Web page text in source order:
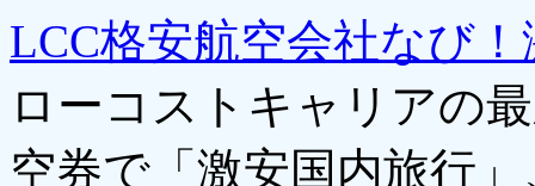
LCC格安航空会社なび
ローコストキャリアの
空券で「激安国内旅行